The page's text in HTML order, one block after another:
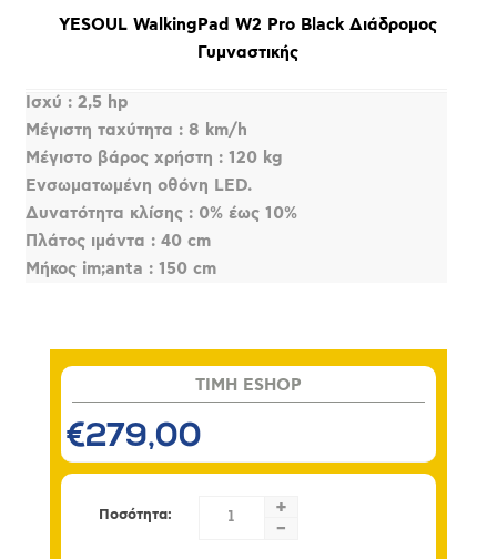
YESOUL WalkingPad W2 Pro Black Διάδρομος
Γυμναστικής
Ισχύ : 2,5 hp
Μέγιστη ταχύτητα : 8 km/h
Μέγιστο βάρος χρήστη : 120 kg
Ενσωματωμένη οθόνη LED.
Δυνατότητα κλίσης : 0% έως 10%
Πλάτος ιμάντα : 40 cm
Μήκος im;anta : 150 cm
TIMH ESHOP
€279,00
Ποσότητα:
+
-